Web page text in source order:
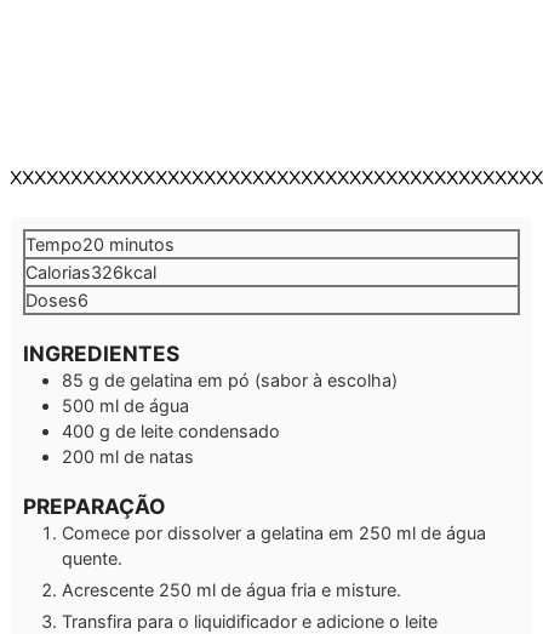
Tempo20 minutos
minutos
Calorias326kcal
Doses6
INGREDIENTES
85 g de gelatina em pó (sabor à escolha)
500 ml de água
400 g de leite condensado
200 ml de natas
PREPARAÇÃO
Comece por dissolver a gelatina em 250 ml de água
quente.
Acrescente 250 ml de água fria e misture.
Transfira para o liquidificador e adicione o leite